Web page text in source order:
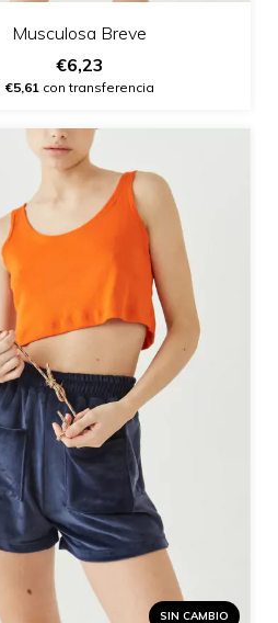
Musculosa Breve
€6,23
€5,61con transferencia
SIN CAMBIO